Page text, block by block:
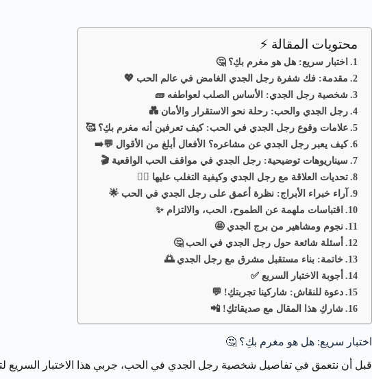
محتويات المقالة ⚡
اختبار سريع: هل هو مغرم بكِ؟ 🤔
مقدمة: فك شفرة رجل الجدي الغامض في عالم الحب 💖
شخصية رجل الجدي: الأساس الصلب لعواطفه 🧱
رجل الجدي والحب: رحلة نحو الاستقرار والأمان 💑
علامات وقوع رجل الجدي في الحب: كيف تعرفين أنه مغرم بكِ؟ 🥰
كيف يعبر رجل الجدي عن مشاعره؟ الأفعال أبلغ من الأقوال 💬➡️
سيناريوهات توضيحية: رجل الجدي في مواقف الحب الواقعية 🎬
تحديات العلاقة مع رجل الجدي وكيفية التغلب عليها 🧗‍♀️
آراء خبراء الأبراج: نظرة أعمق على رجل الجدي في الحب 🌟
اقتباسات ملهمة عن الطموح، الحب، والالتزام ✨
نجوم ومشاهير من برج الجدي 🤩
أسئلة شائعة حول رجل الجدي في الحب 🤔
خاتمة: بناء مستقبل مشرق مع رجل الجدي 🌅
أجوبة الاختبار السريع ✅
دعوة للنقاش: شاركينا تجربتكِ! 💬
شاركِ هذا المقال مع صديقاتكِ! 📲
اختبار سريع: هل هو مغرم بكِ؟ 🤔
قبل أن نتعمق في تفاصيل شخصية رجل الجدي في الحب، جربي هذا الاختبار السريع